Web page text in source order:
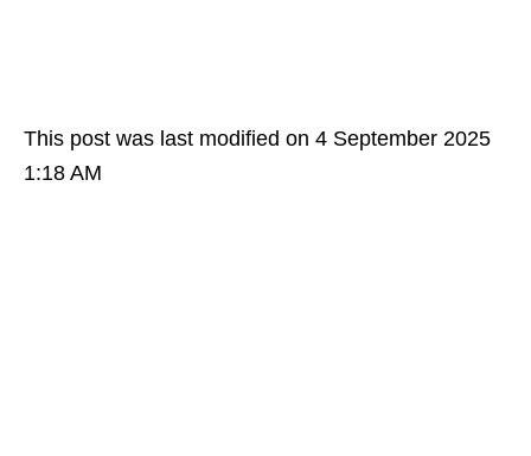
This post was last modified on 4 September 2025
1:18 AM